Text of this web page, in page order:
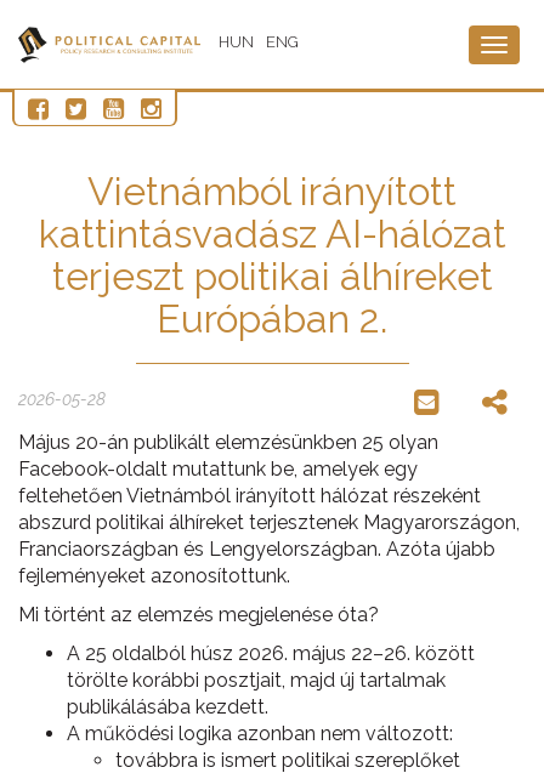
HUN ENG
Vietnámból irányított
kattintásvadász AI-hálózat
terjeszt politikai álhíreket
Európában 2.
2026-05-28
Május 20-án publikált elemzésünkben 25 olyan
Facebook-oldalt mutattunk be, amelyek egy
feltehetően Vietnámból irányított hálózat részeként
abszurd politikai álhíreket terjesztenek Magyarországon,
Franciaországban és Lengyelországban. Azóta újabb
fejleményeket azonosítottunk.
Mi történt az elemzés megjelenése óta?
A 25 oldalból húsz 2026. május 22–26. között
törölte korábbi posztjait, majd új tartalmak
publikálásába kezdett.
A működési logika azonban nem változott:
továbbra is ismert politikai szereplőket